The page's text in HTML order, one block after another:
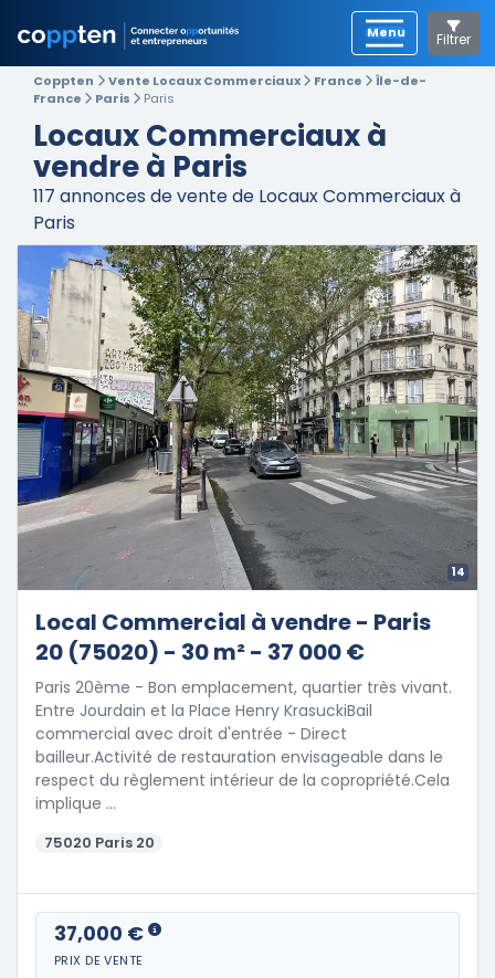
Filtrer
Coppten Vente Locaux Commerciaux France
Île-de-
France
Paris Paris
Locaux Commerciaux à
vendre à Paris
117 annonces de vente de Locaux Commerciaux à
Paris
14
Local Commercial à vendre - Paris
20 (75020) - 30 m² - 37 000 €
Paris 20ème - Bon emplacement, quartier très vivant.
Entre Jourdain et la Place Henry KrasuckiBail
commercial avec droit d'entrée - Direct
bailleur.Activité de restauration envisageable dans le
respect du règlement intérieur de la copropriété.Cela
implique …
75020 Paris 20
37,000 €
PRIX DE VENTE